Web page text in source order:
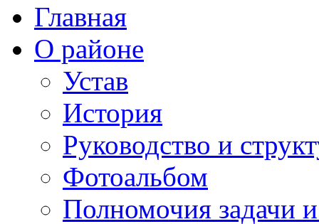
Главная
О районе
Устав
История
Руководство и
Фотоальбом
Полномочия задачи